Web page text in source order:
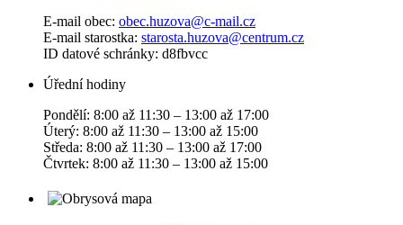
E-mail obec: obec.huzova@c-mail.cz
E-mail starostka: starosta.huzova@centrum.cz
ID datové schránky: d8fbvcc
Úřední hodiny
Pondělí: 8:00 až 11:30 – 13:00 až 17:00
Úterý: 8:00 až 11:30 – 13:00 až 15:00
Středa: 8:00 až 11:30 – 13:00 až 17:00
Čtvrtek: 8:00 až 11:30 – 13:00 až 15:00